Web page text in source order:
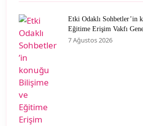
Etki Odaklı Sohbetler’in
Eğitime Erişim Vakfı
Savaşman oldu
7 Ağustos 2026